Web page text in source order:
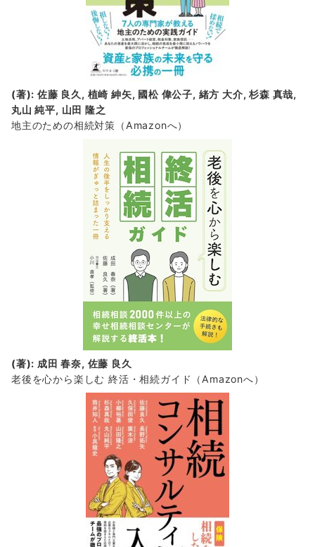
(著): 佐藤 良久, 植崎 紳矢, 國松 偉公子, 緒方 大介, 杉森 真哉,
丸山 純平, 山田 隆之
地主のための相続対策 （Amazonへ）
(著): 成田 春奈, 佐藤 良久
老後を心から楽しむ 終活・相続ガイド
（Amazonへ）